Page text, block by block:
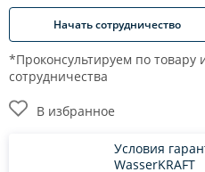
Начать сотрудничество
*Проконсультируем по товару
сотрудничества
В избранное
Условия
WasserKRAFT